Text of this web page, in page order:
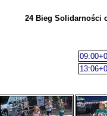
24 Bieg Solidarności